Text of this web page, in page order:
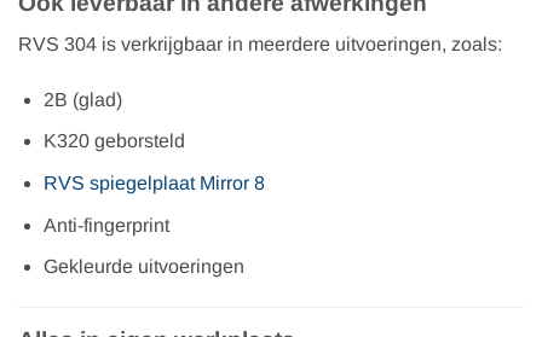
RVS 304 is verkrijgbaar in meerdere uitvoeringen, zoals:
2B (glad)
K320 geborsteld
RVS spiegelplaat Mirror 8
Anti-fingerprint
Gekleurde uitvoeringen